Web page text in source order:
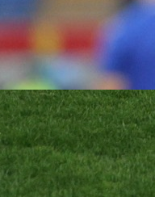
PSV Eindhoven ove
u karijeri nakon